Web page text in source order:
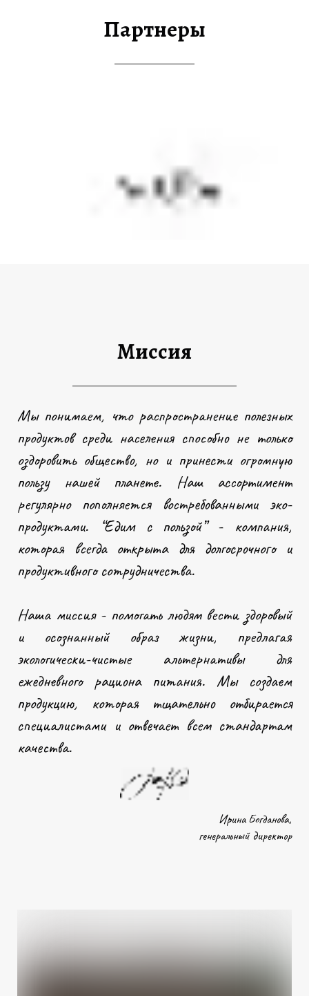
Партнеры
Миссия
Мы понимаем, что распространение полезных
продуктов среди населения способно не только
оздоровить общество, но и принести огромную
пользу нашей планете. Наш ассортимент
регулярно пополняется востребованными эко-
продуктами. “Едим с пользой” - компания,
которая всегда открыта для долгосрочного и
продуктивного сотрудничества.
Наша миссия - помогать людям вести здоровый
и осознанный образ жизни, предлагая
экологически-чистые альтернативы для
ежедневного рациона питания. Мы создаем
продукцию, которая тщательно отбирается
специалистами и отвечает всем стандартам
качества.
Ирина Богданова,
генеральный директор